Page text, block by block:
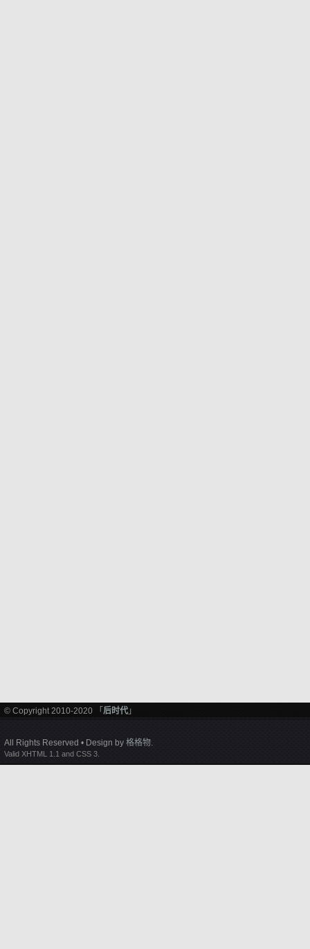
© Copyright 2010-2020 「 后时代 」
All Rights Reserved • Design by 格格物.
Valid XHTML 1.1 and CSS 3.